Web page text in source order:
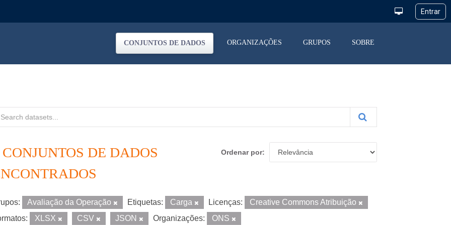
CONJUNTOS DE DADOS ORGANIZAÇÕES GRUPOS SOBRE
Ordenar por
CONJUNTOS DE DADOS
Avaliação da Operação Etiquetas: Carga Licenças:
Creative Commons Atribuição
XLSX CSV JSON Organizações: ONS